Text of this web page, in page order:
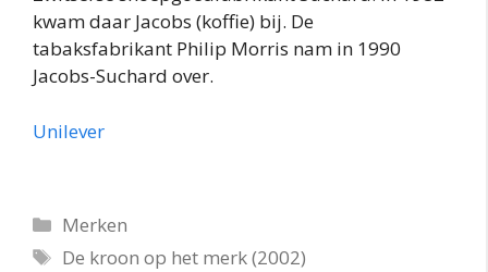
kwam daar Jacobs (koffie) bij. De
tabaksfabrikant Philip Morris nam in 1990
Jacobs-Suchard over.
Unilever
Categorieën
Merken
Tags
De kroon op het merk (2002)